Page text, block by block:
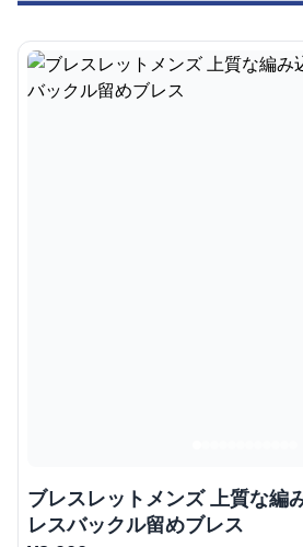
ブレスレットメンズ 上質な編
レスバックル留めブレス